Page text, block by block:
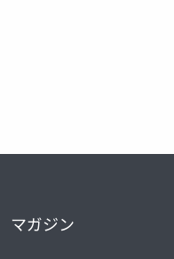
マガジン